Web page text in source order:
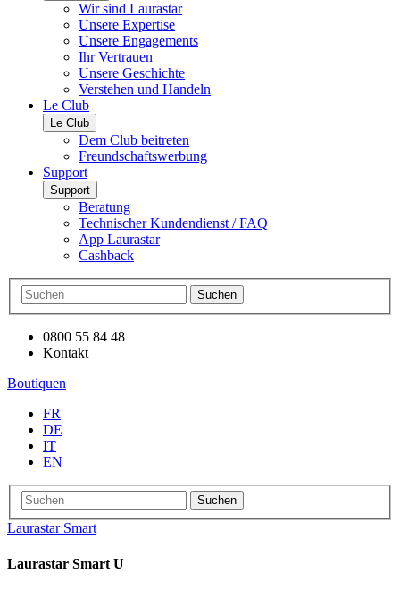
Wir sind Laurastar
Unsere Expertise
Unsere Engagements
Ihr Vertrauen
Unsere Geschichte
Verstehen und Handeln
Le Club
Le Club
Dem Club beitreten
Freundschaftswerbung
Support
Support
Beratung
Technischer Kundendienst / FAQ
App Laurastar
Cashback
Suchen
0800 55 84 48
Kontakt
Boutiquen
FR
DE
IT
EN
Suchen
Laurastar Smart
Laurastar Smart U